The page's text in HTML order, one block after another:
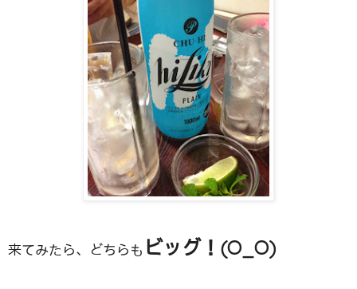
来てみたら、どちらも ビッグ！(O_O)